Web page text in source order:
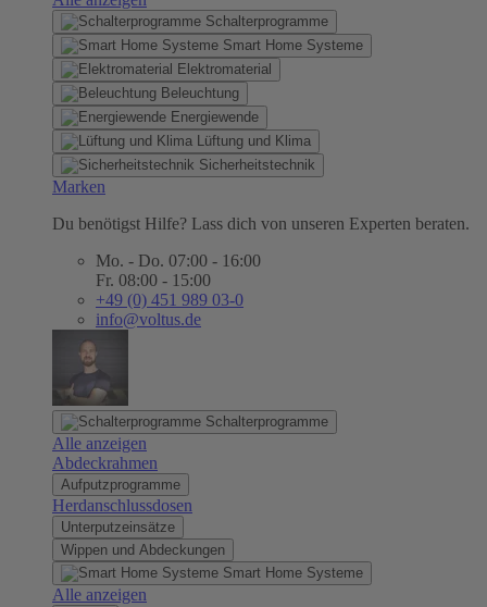
Schalterprogramme
Smart Home Systeme
Elektromaterial
Beleuchtung
Energiewende
Lüftung und Klima
Sicherheitstechnik
Marken
Du benötigst Hilfe? Lass dich von unseren Experten beraten.
Mo. - Do. 07:00 - 16:00
Fr. 08:00 - 15:00
+49 (0) 451 989 03-0
info@voltus.de
Schalterprogramme
Alle anzeigen
Abdeckrahmen
Aufputzprogramme
Herdanschlussdosen
Unterputzeinsätze
Wippen und Abdeckungen
Smart Home Systeme
Alle anzeigen